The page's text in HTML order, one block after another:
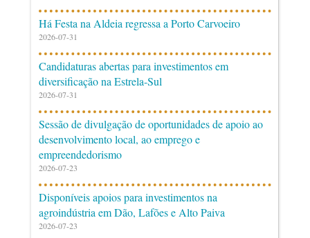
Há Festa na Aldeia regressa a Porto Carvoeiro
2026-07-31
Candidaturas abertas para investimentos em
diversificação na Estrela-Sul
2026-07-31
Sessão de divulgação de oportunidades de apoio ao
desenvolvimento local, ao emprego e
empreendedorismo
2026-07-23
Disponíveis apoios para investimentos na
agroindústria em Dão, Lafões e Alto Paiva
2026-07-23